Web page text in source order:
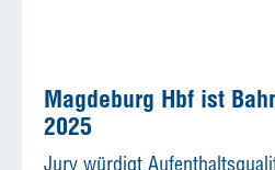
Magdeburg Hbf ist
2025
Jury würdigt